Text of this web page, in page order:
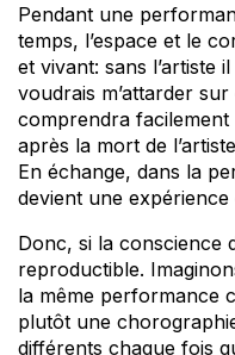
Pendant une
temps, l’espace et le
et vivant: sans l’artiste
voudrais m’attarder
comprendra facilement
après la mort de
En échange, dans la
devient une
Donc, si la conscience
reproductible.
la même performance
plutôt une
différents chaque fois